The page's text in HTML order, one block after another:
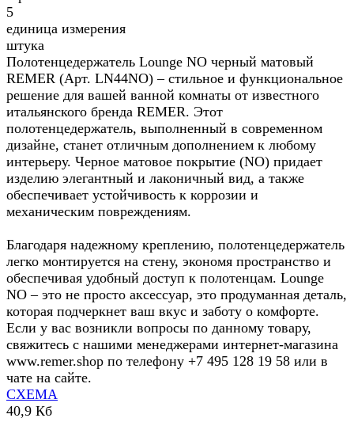
5
единица измерения
штука
Полотенцедержатель Lounge NO черный матовый
REMER (Арт. LN44NO) – стильное и функциональное
решение для вашей ванной комнаты от известного
итальянского бренда REMER. Этот
полотенцедержатель, выполненный в современном
дизайне, станет отличным дополнением к любому
интерьеру. Черное матовое покрытие (NO) придает
изделию элегантный и лаконичный вид, а также
обеспечивает устойчивость к коррозии и
механическим повреждениям.
Благодаря надежному креплению, полотенцедержатель
легко монтируется на стену, экономя пространство и
обеспечивая удобный доступ к полотенцам. Lounge
NO – это не просто аксессуар, это продуманная деталь,
которая подчеркнет ваш вкус и заботу о комфорте.
Если у вас возникли вопросы по данному товару,
свяжитесь с нашими менеджерами интернет-магазина
www.remer.shop по телефону +7 495 128 19 58 или в
чате на сайте.
СХЕМА
40,9 Кб